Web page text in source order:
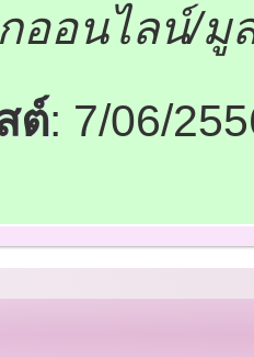
ออนไลน์/มู
ต์: 7/06/